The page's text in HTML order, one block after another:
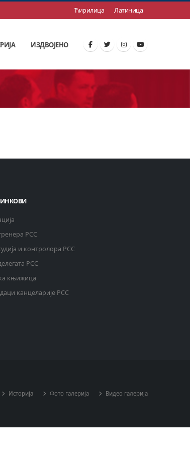
Ћирилица Латиница
ИЗДВОЈЕНО
РСС
и контролора РСС
РСС
књижица
канцеларије РСС
Историја Фото галерија Видео галерија